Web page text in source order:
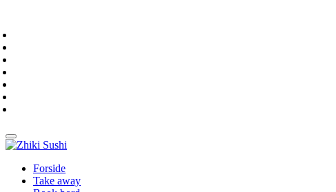
Forside
Take away